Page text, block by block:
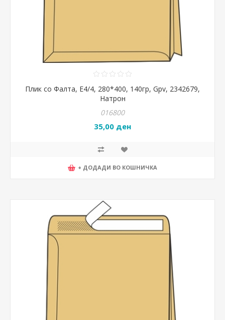
Плик со Фалта, Е4/4, 280*400, 140гр, Gpv, 2342679,
Натрон
016800
35,00 ден
+ ДОДАДИ ВО КОШНИЧКА